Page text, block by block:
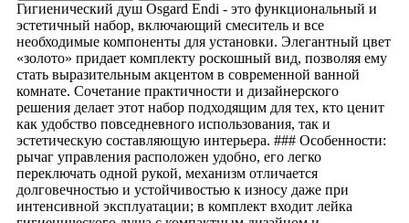
Гигиенический душ Osgard Endi - это функциональный и
эстетичный набор, включающий смеситель и все
необходимые компоненты для установки. Элегантный цвет
«золото» придает комплекту роскошный вид, позволяя ему
стать выразительным акцентом в современной ванной
комнате. Сочетание практичности и дизайнерского
решения делает этот набор подходящим для тех, кто ценит
как удобство повседневного использования, так и
эстетическую составляющую интерьера. ### Особенности:
рычаг управления расположен удобно, его легко
переключать одной рукой, механизм отличается
долговечностью и устойчивостью к износу даже при
интенсивной эксплуатации; в комплект входит лейка